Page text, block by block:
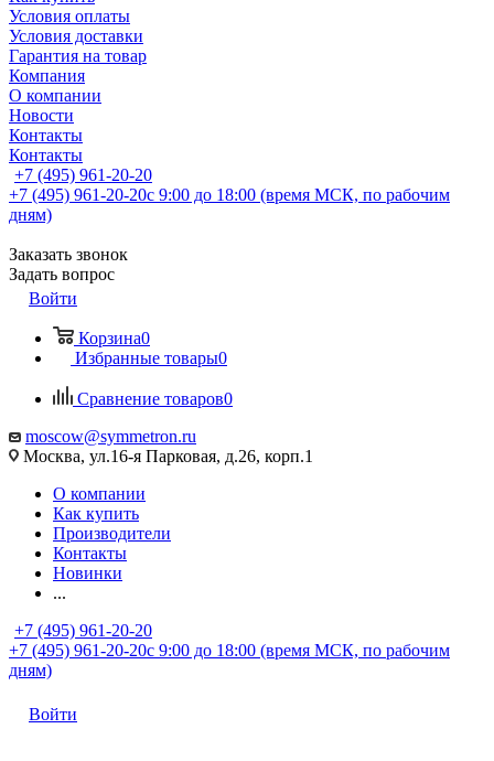
Условия оплаты
Условия доставки
Гарантия на товар
Компания
О компании
Новости
Контакты
Контакты
+7 (495) 961-20-20
+7 (495) 961-20-20с 9:00 до 18:00 (время МСК, по рабочим
дням)
Заказать звонок
Задать вопрос
Войти
Корзина0
Избранные товары0
Сравнение товаров0
moscow@symmetron.ru
Москва, ул.16-я Парковая, д.26, корп.1
О компании
Как купить
Производители
Контакты
Новинки
...
+7 (495) 961-20-20
+7 (495) 961-20-20с 9:00 до 18:00 (время МСК, по рабочим
дням)
Войти